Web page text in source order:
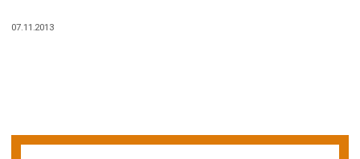
07.11.2013